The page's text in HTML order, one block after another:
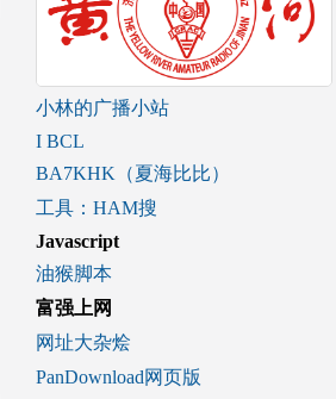
小林的广播小站
I BCL
BA7KHK（夏海比比）
工具：HAM搜
Javascript
油猴脚本
富强上网
网址大杂烩
PanDownload网页版